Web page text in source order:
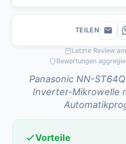
Letzte Review
Bewertungen
Panasonic NN-
Inverter-Mikrowelle
Vorteile
TEILEN